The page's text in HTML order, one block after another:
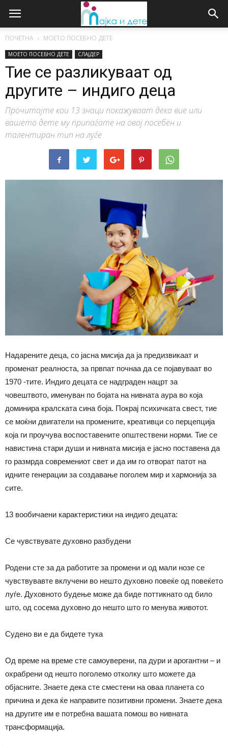
ПОЧЕТНА МОЕТО ПОСЕБНО ДЕТЕ
МОЕТО ПОСЕБНО ДЕТЕ СЛАЈДЕР
Тие се разликуваат од
другите – индиго деца
Прочитајте кои 13 знаци покажуваат дека вие или
вашето дете му припаѓате на овој посебен и
талентиран тип на луѓе
Надарените деца, со јасна мисија да ја предизвикаат и
променат реалноста, за првпат почнаа да се појавуваат во
1970 -тите. Индиго децата се надграден нацрт за
човештвото, именуван по бојата на нивната аура во која
доминира кралската сина боја. Покрај психичката свест, тие
се моќни двигатели на промените, креативци со перцепција
која ги проучува воспоставените општествени норми. Тие се
навистина стари души и нивната мисија е јасно поставена да
го размрда современиот свет и да им го отворат патот на
идните генерации за создавање поголем мир и хармонија за
сите.
13 вообичаени карактеристики на индиго децата:
Се чувствувате духовно разбудени
Родени сте за да работите за промени и од мали нозе се
чувствувавте вклучени во нешто духовно повеќе од повеќето
луѓе. Духовното будење може да биде поттикнато од било
што, од сосема духовно до нешто што го менува животот.
Судено ви е да бидете тука
Од време на време сте самоуверени, па дури и арогантни – и
охрабрени од нешто поголемо отколку што можете да
објасните. Знаете дека сте сместени на оваа планета со
причина и дека ќе направите позитивни промени. Знаете дека
на другите им е потребна вашата помош во нивната
трансформација.